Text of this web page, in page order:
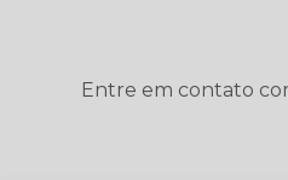
Entre em contato